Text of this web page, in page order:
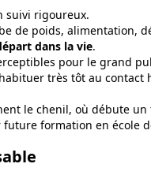
suivi rigoureux.
de poids, alimentation,
dans la vie.
pour le grand
très tôt au contact
le chenil, où débute un
formation en école